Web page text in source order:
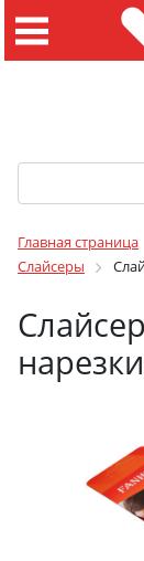
Главная страница
Слайсеры